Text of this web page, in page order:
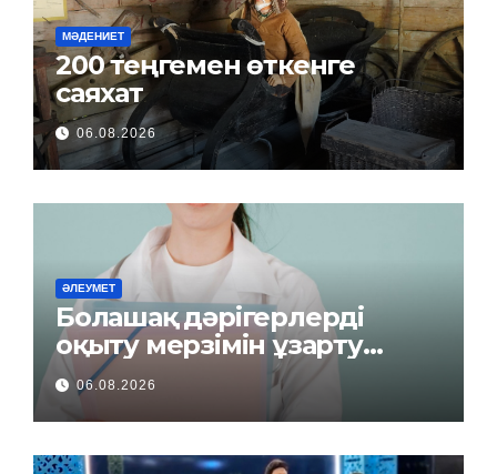
МӘДЕНИЕТ
200 теңгемен өткенге
саяхат
06.08.2026
ӘЛЕУМЕТ
Болашақ дәрігерлерді
оқыту мерзімін ұзарту
керек пе?
06.08.2026